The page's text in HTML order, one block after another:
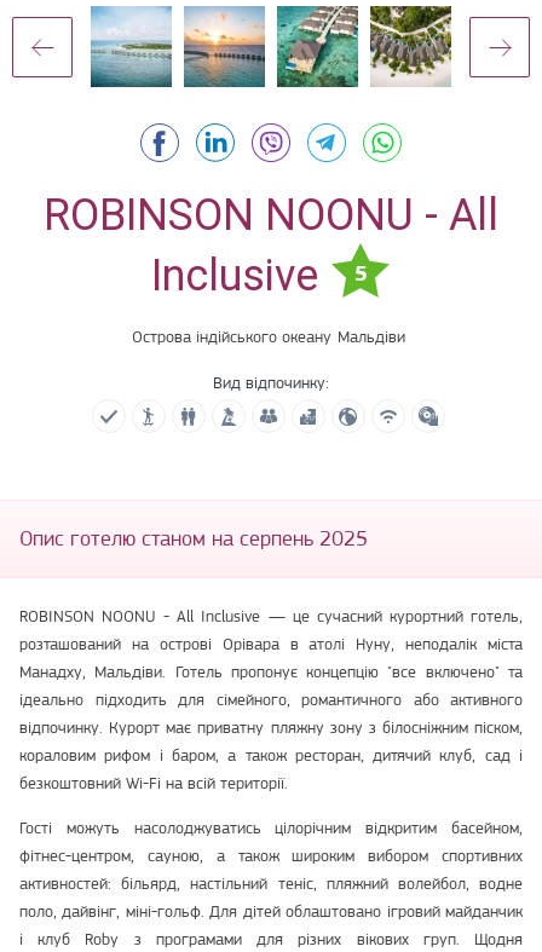
ROBINSON NOONU - All
Inclusive
5
Острова індійського океану Мальдіви
Вид відпочинку:
Опис готелю станом на серпень 2025
ROBINSON NOONU - All Inclusive — це сучасний курортний готель,
розташований на острові Орівара в атолі Нуну, неподалік міста
Манадху, Мальдіви. Готель пропонує концепцію "все включено" та
ідеально підходить для сімейного, романтичного або активного
відпочинку. Курорт має приватну пляжну зону з білосніжним піском,
кораловим рифом і баром, а також ресторан, дитячий клуб, сад і
безкоштовний Wi-Fi на всій території.
Гості можуть насолоджуватись цілорічним відкритим басейном,
фітнес-центром, сауною, а також широким вибором спортивних
активностей: більярд, настільний теніс, пляжний волейбол, водне
поло, дайвінг, міні-гольф. Для дітей облаштовано ігровий майданчик
і клуб Roby з програмами для різних вікових груп. Щодня